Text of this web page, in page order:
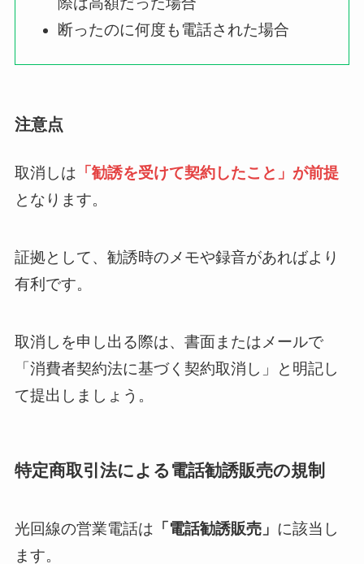
断ったのに何度も電話された場合
注意点
取消しは 「勧誘を受けて契約したこと」が前提
となります。
証拠として、勧誘時のメモや録音があればより
有利です。
取消しを申し出る際は、書面またはメールで
「消費者契約法に基づく契約取消し」と明記し
て提出しましょう。
特定商取引法による電話勧誘販売の規制
光回線の営業電話は 「電話勧誘販売」 に該当し
ます。